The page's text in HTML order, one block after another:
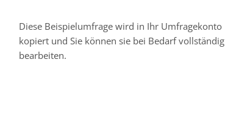
Diese Beispielumfrage wird in Ihr Umfragekonto
kopiert und Sie können sie bei Bedarf vollständig
bearbeiten.